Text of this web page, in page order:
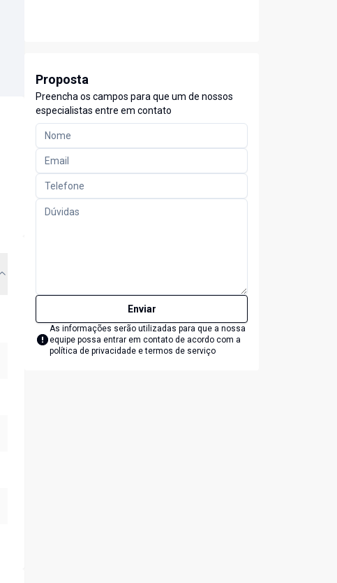
Proposta
Preencha os campos para que um de nossos
especialistas entre em contato
Enviar
As informações serão utilizadas para que a nossa
equipe possa entrar em contato de acordo com a
política de privacidade e termos de serviço